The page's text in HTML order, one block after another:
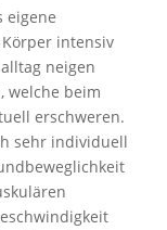
eigene
intensiv
neigen
welche beim
erschweren.
sehr individuell